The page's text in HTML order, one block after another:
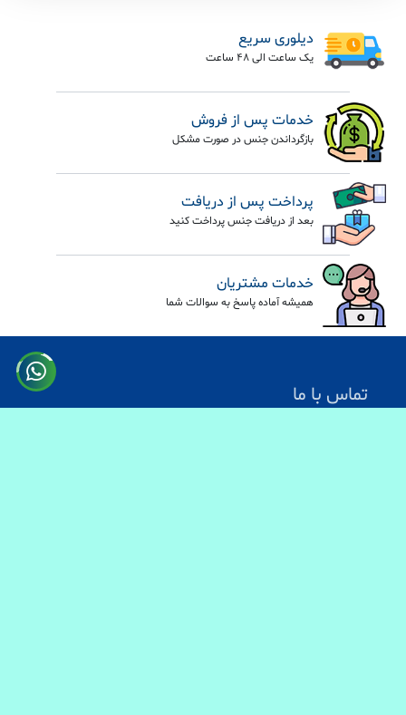
دیلوری سریع
یک ساعت الی 48 ساعت
خدمات پس از فروش
بازگرداندن جنس در صورت مشکل
پرداخت پس از دریافت
بعد از دریافت جنس پرداخت کنید
خدمات مشتریان
همیشه آماده پاسخ به سوالات شما
تماس با ما